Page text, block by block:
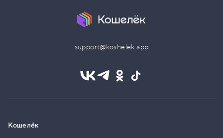
support@koshelek.app
Кошелёк